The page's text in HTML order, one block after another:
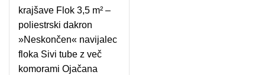
krajšave Flok 3,5 m² –
poliestrski dakron
»Neskončen« navijalec
floka Sivi tube z več
komorami Ojačana